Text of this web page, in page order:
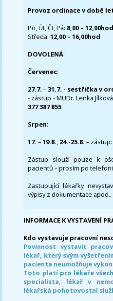
Provoz ordinace v době
Po, Út, Čt, Pá: 8,00 – 12,00hod
Středa:12,00 – 16,00hod
DOVOLENÁ:
Červenec:
27.7.–31.7. - sestřička v
- zástup - MUDr. Lenka
377 387 855
Srpen:
17. –19.8., 24.-25.8. –
Zástup slouží pouze k
pacientů – prosím po
Zastupující lékařky
výpisy z dokumentace apod..
INFORMACE K VYSTAVENÍ
Kdo vystavuje pracovní
Povinnost vystavit
lékař, který svým
pacienta neumožňuje
Toto platí pro lékaře
specialista, lékař v
lékařská pohotovostní